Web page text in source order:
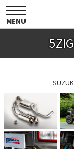
toggle
navigation
MENU